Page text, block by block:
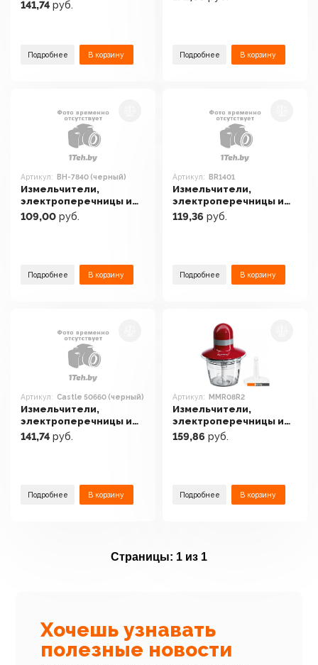
Castle 50661 (красный)
141,74 руб.
Подробнее В корзину
Sigma-130
Подробнее В корзину
Артикул: BH-7840 (черный)
Измельчители,
электроперечницы и
электротерки Bomann
BH-7840 (черный)
109,00 руб.
Подробнее В корзину
Артикул: BR1401
Измельчители,
электроперечницы и
электротерки Brayer
BR1401
119,36 руб.
Подробнее В корзину
Артикул: Castle 50660 (черный)
Измельчители,
электроперечницы и
электротерки Gipfel
Castle 50660 (черный)
141,74 руб.
Подробнее В корзину
Артикул: MMR08R2
Измельчители,
электроперечницы и
электротерки Bosch
MMR08R2
159,86 руб.
Подробнее В корзину
Страницы: 1 из 1
Хочешь узнавать
полезные новости